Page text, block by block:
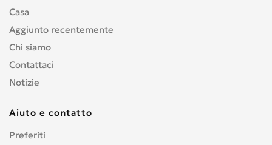
Casa
Aggiunto recentemente
Chi siamo
Contattaci
Notizie
Aiuto e contatto
Preferiti